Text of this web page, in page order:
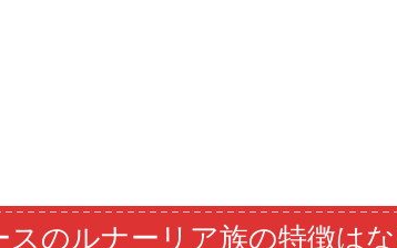
スのルナーリア族の特徴はな